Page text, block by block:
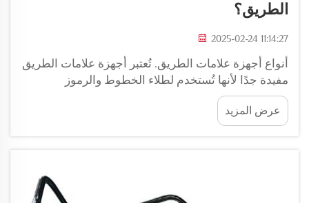
الطريق؟
2025-02-24 11:14:27
أنواع أجهزة علامات الطريق. تُعتبر أجهزة علامات الطريق
مفيدة جدًا لأنها تُستخدم لطلاء الخطوط والرموز
والعلامات الأخرى الضرورية على الطرق والطرق
السريعة. تم تصميم هذه الآلات لتكون فعالة ودائمة، مما
يهم بشكل كبير...
عرض المزيد